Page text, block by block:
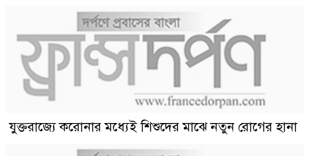
যুক্তরাজ্যে করোনার মধ্যেই শিশুদের মাঝে নতুন রোগের হানা